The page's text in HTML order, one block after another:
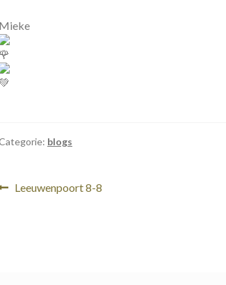
Mieke
blogs
Vorig
Leeuwenpoort 8-8